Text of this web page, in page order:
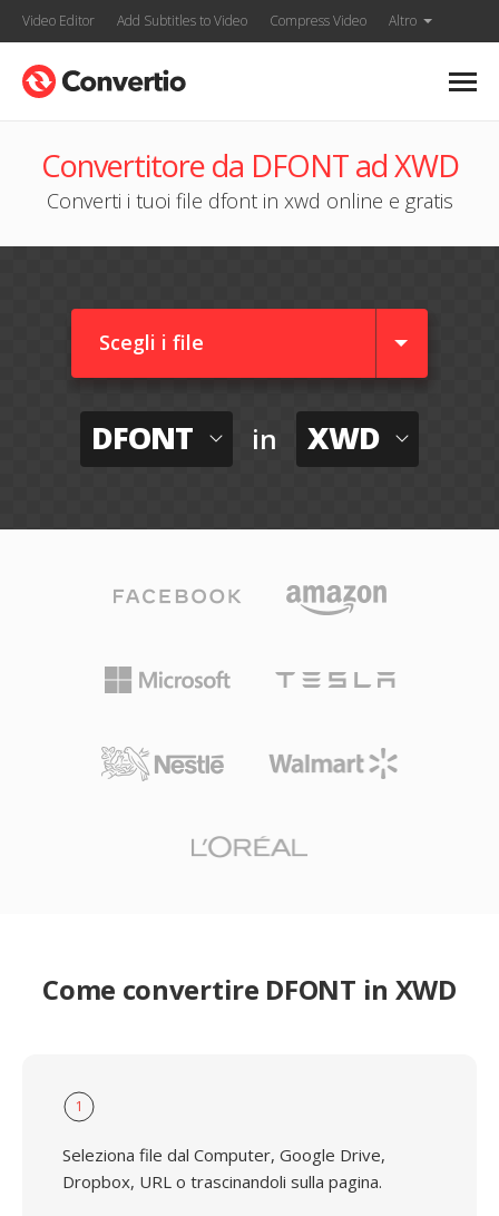
Video Editor Add Subtitles to Video Compress Video Altro
Convertitore da DFONT ad XWD
Converti i tuoi file dfont in xwd online e gratis
Scegli i file
DFONT in XWD
Come convertire DFONT in XWD
1
Seleziona file dal Computer, Google Drive,
Dropbox, URL o trascinandoli sulla pagina.